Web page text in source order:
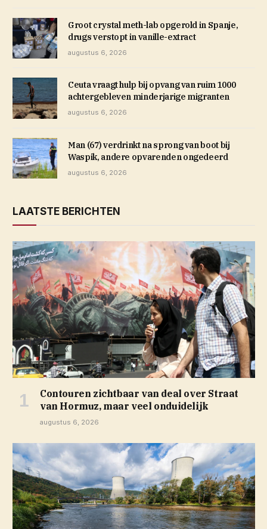
Groot crystal meth-lab opgerold in Spanje,
drugs verstopt in vanille-extract
augustus 6, 2026
Ceuta vraagt hulp bij opvang van ruim 1000
achtergebleven minderjarige migranten
augustus 6, 2026
Man (67) verdrinkt na sprong van boot bij
Waspik, andere opvarenden ongedeerd
augustus 6, 2026
LAATSTE BERICHTEN
Contouren zichtbaar van deal over Straat
van Hormuz, maar veel onduidelijk
augustus 6, 2026